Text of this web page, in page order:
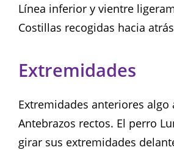
Línea inferior y vientre
Costillas recogidas hacia
Extremidades
Extremidades anteriores algo
Antebrazos rectos. El perro
girar sus extremidades